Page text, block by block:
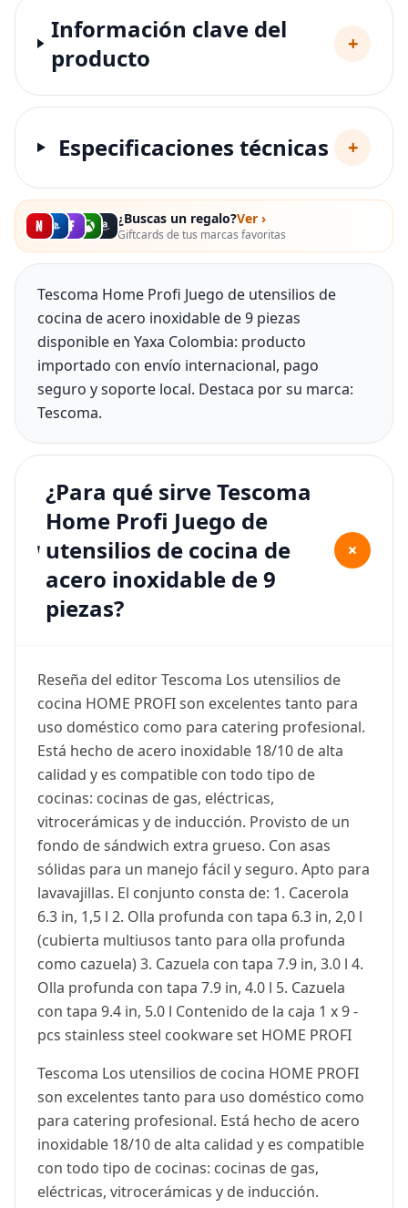
Información clave del
producto
+
Especificaciones técnicas +
¿Buscas un regalo?Ver ›
Giftcards de tus marcas favoritas
Tescoma Home Profi Juego de utensilios de
cocina de acero inoxidable de 9 piezas
disponible en Yaxa Colombia: producto
importado con envío internacional, pago
seguro y soporte local. Destaca por su marca:
Tescoma.
¿Para qué sirve Tescoma
Home Profi Juego de
utensilios de cocina de
acero inoxidable de 9
piezas?
+
Reseña del editor Tescoma Los utensilios de
cocina HOME PROFI son excelentes tanto para
uso doméstico como para catering profesional.
Está hecho de acero inoxidable 18/10 de alta
calidad y es compatible con todo tipo de
cocinas: cocinas de gas, eléctricas,
vitrocerámicas y de inducción. Provisto de un
fondo de sándwich extra grueso. Con asas
sólidas para un manejo fácil y seguro. Apto para
lavavajillas. El conjunto consta de: 1. Cacerola
6.3 in, 1,5 l 2. Olla profunda con tapa 6.3 in, 2,0 l
(cubierta multiusos tanto para olla profunda
como cazuela) 3. Cazuela con tapa 7.9 in, 3.0 l 4.
Olla profunda con tapa 7.9 in, 4.0 l 5. Cazuela
con tapa 9.4 in, 5.0 l Contenido de la caja 1 x 9 -
pcs stainless steel cookware set HOME PROFI
Tescoma Los utensilios de cocina HOME PROFI
son excelentes tanto para uso doméstico como
para catering profesional. Está hecho de acero
inoxidable 18/10 de alta calidad y es compatible
con todo tipo de cocinas: cocinas de gas,
eléctricas, vitrocerámicas y de inducción.